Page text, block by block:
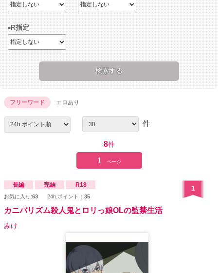
R指定
フリーワード エロあり
件
8件
1 ページ
長編 完結 R18
お気に入り:63 24h.ポイント： 35
1
カニバリズム殺人鬼とロリっ娘OLの監禁生活
みけ